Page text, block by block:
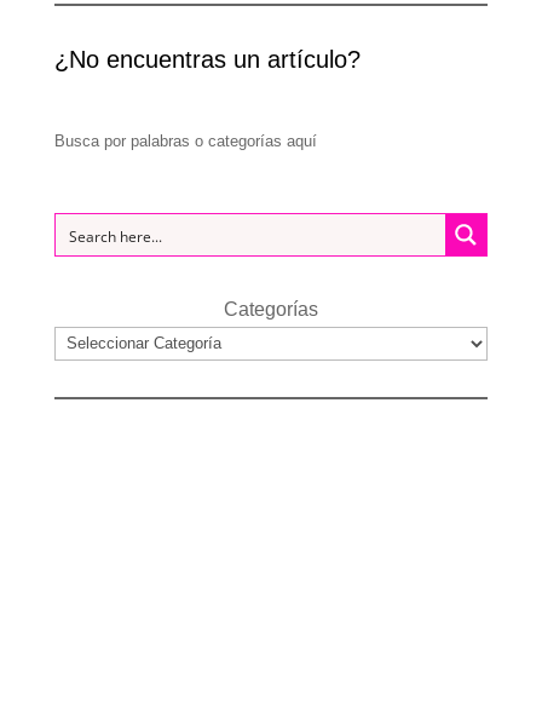
¿No encuentras un artículo?
Busca por palabras o categorías aquí
Categorías